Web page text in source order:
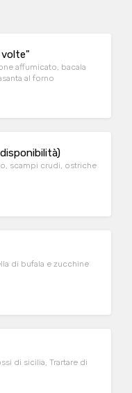
affumicato, bacala
al forno
scampi crudi, ostriche
di bufala e zucchine
di sicilia, Trartare di